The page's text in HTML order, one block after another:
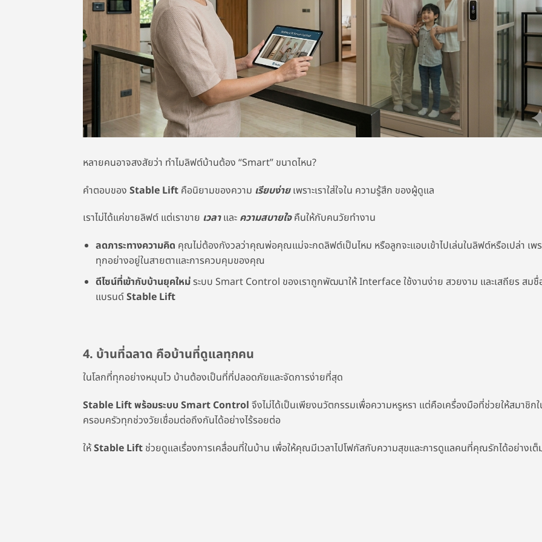
หลายคนอาจสงสัยว่า ทำไมลิฟต์บ้านต้อง “Smart” ขนาดไหน?
คำตอบของ Stable Lift คือนิยามของความ เรียบง่ายเพราะเราใส่ใจใน ความรู้สึก ของผู้ดูแล
เราไม่ได้แค่ขายลิฟต์ แต่เราขาย เวลาและ ความสบายใจคืนให้กับคนวัยทำงาน
ลดภาระทางความคิด คุณไม่ต้องกังวลว่าคุณพ่อคุณแม่จะกดลิฟต์เป็นไหม หรือลูกจะแอบเข้าไปเล่นในลิฟต์หรือเปล่า เพร
ทุกอย่างอยู่ในสายตาและการควบคุมของคุณ
ดีไซน์ที่เข้ากับบ้านยุคใหม่ระบบ Smart Control ของเราถูกพัฒนาให้ Interface ใช้งานง่าย สวยงาม และเสถียร สมชื่
แบรนด์Stable Lift
4. บ้านที่ฉลาด คือบ้านที่ดูแลทุกคน
ในโลกที่ทุกอย่างหมุนไว บ้านต้องเป็นที่ที่ปลอดภัยและจัดการง่ายที่สุด
Stable Lift พร้อมระบบ Smart Control จึงไม่ได้เป็นเพียงนวัตกรรมเพื่อความหรูหรา แต่คือเครื่องมือที่ช่วยให้สมาชิก
ครอบครัวทุกช่วงวัยเชื่อมต่อถึงกันได้อย่างไร้รอยต่อ
ให้Stable Lift ช่วยดูแลเรื่องการเคลื่อนที่ในบ้าน เพื่อให้คุณมีเวลาไปโฟกัสกับความสุขและการดูแลคนที่คุณรักได้อย่างเ